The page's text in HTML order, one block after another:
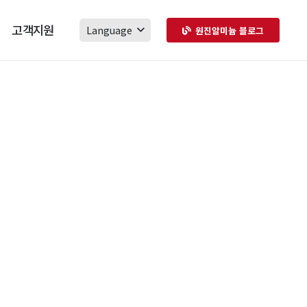
고객지원 Language 원진알미늄 블로그